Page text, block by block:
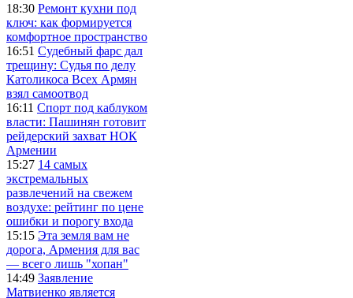
18:30 Ремонт кухни под
ключ: как формируется
комфортное пространство
16:51 Судебный фарс дал
трещину: Судья по делу
Католикоса Всех Армян
взял самоотвод
16:11 Спорт под каблуком
власти: Пашинян готовит
рейдерский захват НОК
Армении
15:27 14 самых
экстремальных
развлечений на свежем
воздухе: рейтинг по цене
ошибки и порогу входа
15:15 Эта земля вам не
дорога, Армения для вас
— всего лишь "хопан"
14:49 Заявление
Матвиенко является